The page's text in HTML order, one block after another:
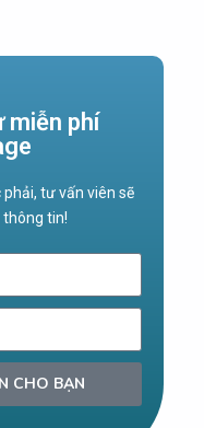
miễn phí
tư vấn viên sẽ
thông tin!
CHO BẠN